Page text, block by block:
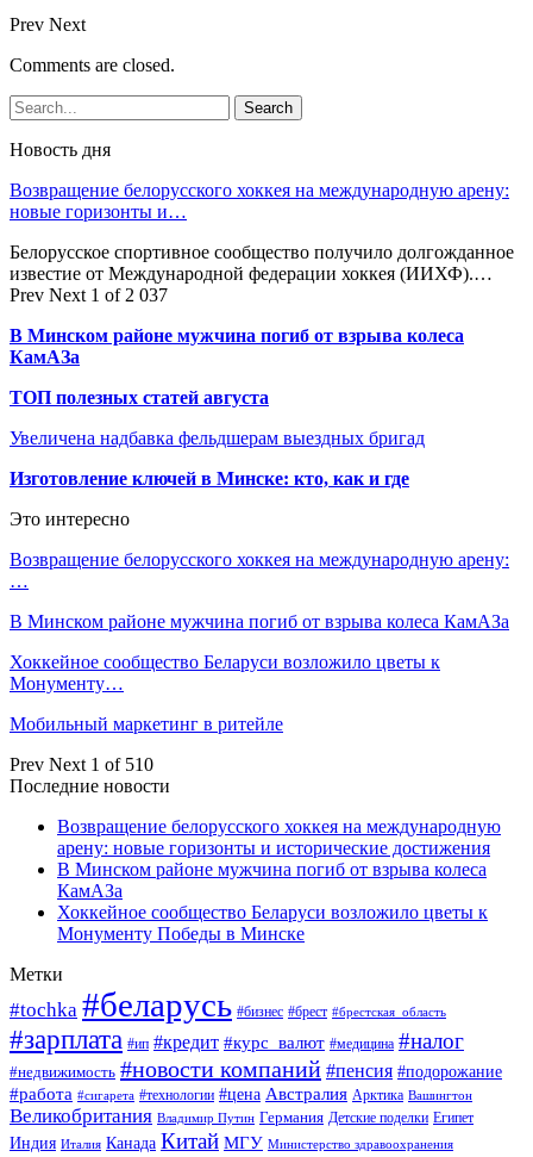
Prev Next
Comments are closed.
Новость дня
Возвращение белорусского хоккея на международную арену:
новые горизонты и…
Белорусское спортивное сообщество получило долгожданное
известие от Международной федерации хоккея (ИИХФ).…
Prev Next 1 of 2 037
В Минском районе мужчина погиб от взрыва колеса
КамАЗа
ТОП полезных статей августа
Увеличена надбавка фельдшерам выездных бригад
Изготовление ключей в Минске: кто, как и где
Это интересно
Возвращение белорусского хоккея на международную арену:
…
В Минском районе мужчина погиб от взрыва колеса КамАЗа
Хоккейное сообщество Беларуси возложило цветы к
Монументу…
Мобильный маркетинг в ритейле
Prev Next 1 of 510
Последние новости
Возвращение белорусского хоккея на международную
арену: новые горизонты и исторические достижения
В Минском районе мужчина погиб от взрыва колеса
КамАЗа
Хоккейное сообщество Беларуси возложило цветы к
Монументу Победы в Минске
Метки
#tochka #беларусь #бизнес #брест #брестская_область
#зарплата #ип #кредит #курс_валют #медицина #налог
#недвижимость #новости компаний #пенсия #подорожание
#работа #сигарета #технологии #цена Австралия Арктика Вашингтон
Великобритания Владимир Путин Германия Детские поделки Египет
Индия Италия Канада Китай МГУ Министерство здравоохранения